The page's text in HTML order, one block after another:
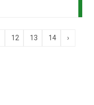
12 13 14 ›